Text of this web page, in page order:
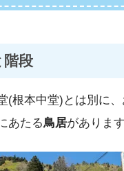
階段
(根本中堂)とは別に
あたる鳥居があります